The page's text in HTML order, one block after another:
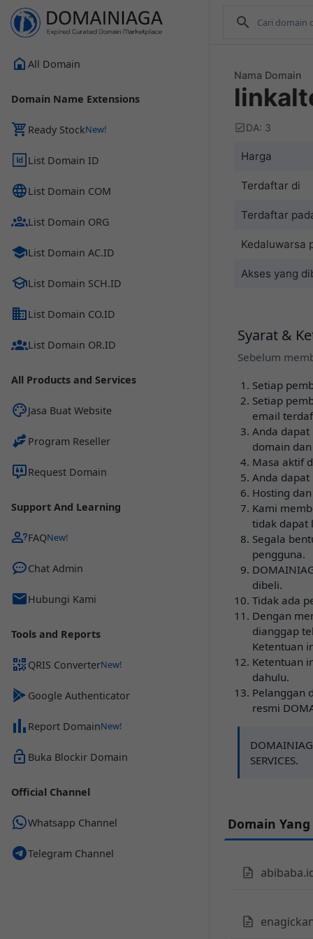
All Domain
Domain Name Extensions
Ready Stock
List Domain ID
List Domain COM
List Domain ORG
List Domain AC.ID
List Domain SCH.ID
List Domain CO.ID
List Domain OR.ID
All Products and Services
Jasa Buat Website
Program Reseller
Request Domain
Support And Learning
FAQ
Chat Admin
Hubungi Kami
Tools and Reports
QRIS Converter
Google Authenticator
Report Domain
Buka Blockir Domain
Official Channel
Whatsapp Channel
Telegram Channel
Nama Domain
DA: 3
Harga
Terdaftar di
Terdaftar
Kedaluwarsa
Akses yang
Syarat &
Sebelum
Setiap
Setiap
email
Anda dapat
domain
Masa aktif
Anda
Hosting
Kami
tidak dapat
Segala
pengguna.
dibeli.
Tidak ada
Dengan
dianggap
Ketentuan
Ketentuan
dahulu.
Pelanggan
resmi
SERVICES.
Domain